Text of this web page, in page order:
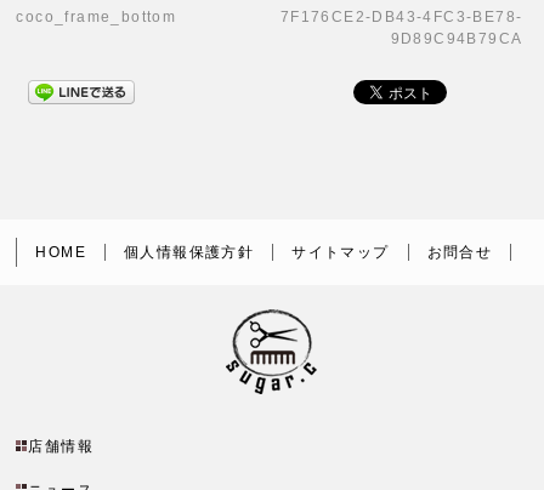
coco_frame_bottom
7F176CE2-DB43-4FC3-BE78-
9D89C94B79CA
HOME 個人情報保護方針 サイトマップ お問合せ
店舗情報